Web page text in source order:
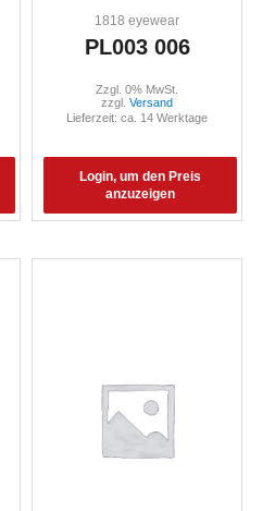
1818 eyewear
PL003 006
Login, um den Preis
anzuzeigen
Zzgl. 0% MwSt.
zzgl. Versand
Lieferzeit: ca. 14 Werktage